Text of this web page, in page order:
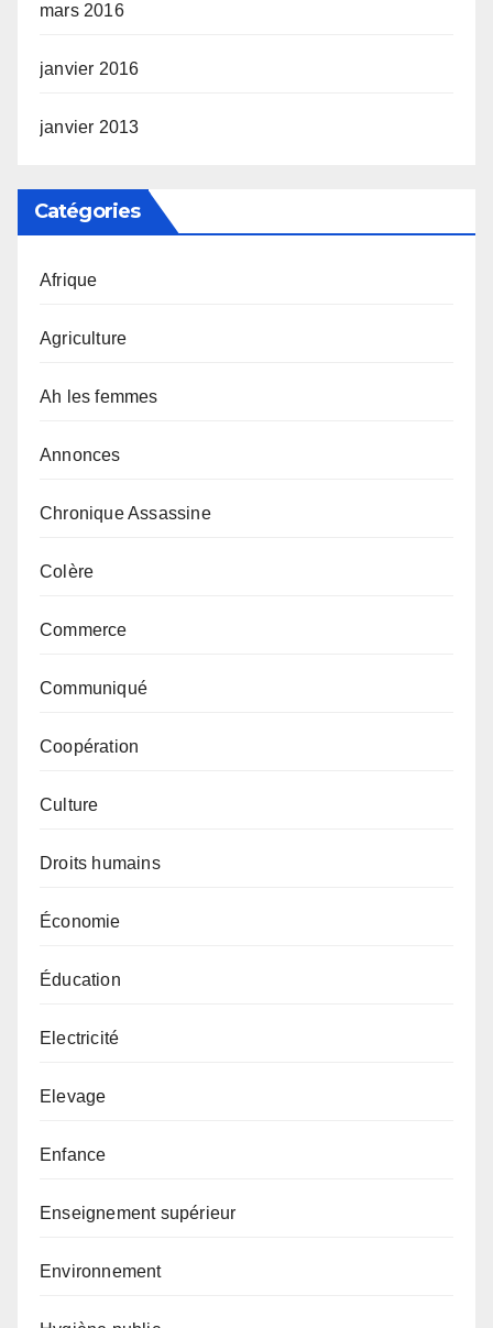
mars 2016
janvier 2016
janvier 2013
Catégories
Afrique
Agriculture
Ah les femmes
Annonces
Chronique Assassine
Colère
Commerce
Communiqué
Coopération
Culture
Droits humains
Économie
Éducation
Electricité
Elevage
Enfance
Enseignement supérieur
Environnement